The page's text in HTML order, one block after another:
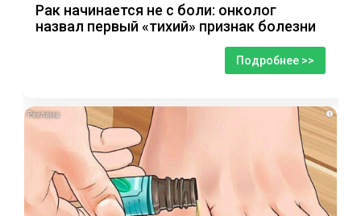
Рак начинается не с боли: онколог
назвал первый «тихий» признак болезни
Подробнее >>
i